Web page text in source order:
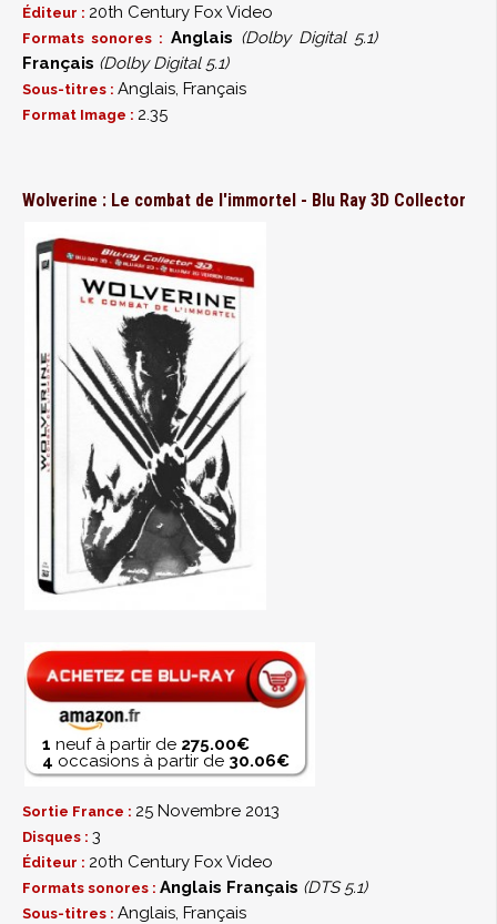
Éditeur : 20th Century Fox Video
Formats sonores : Anglais (Dolby Digital 5.1)
Français (Dolby Digital 5.1)
Sous-titres : Anglais, Français
Format Image : 2.35
Wolverine : Le combat de l'immortel - Blu Ray 3D Collector
1 neuf à partir de 275.00€
4 occasions à partir de 30.06€
Sortie France : 25 Novembre 2013
Disques : 3
Éditeur : 20th Century Fox Video
Formats sonores : Anglais Français (DTS 5.1)
Sous-titres : Anglais, Français